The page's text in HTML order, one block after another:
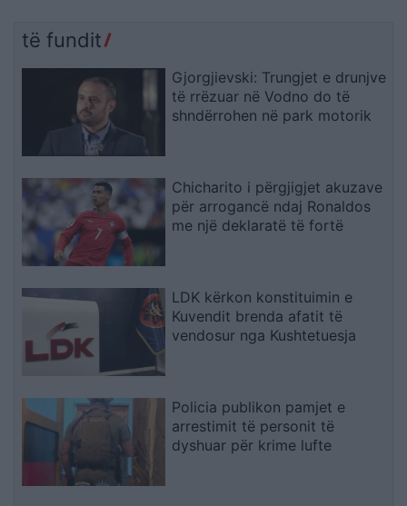
të fundit
Gjorgjievski: Trungjet e drunjve
të rrëzuar në Vodno do të
shndërrohen në park motorik
Chicharito i përgjigjet akuzave
për arrogancë ndaj Ronaldos
me një deklaratë të fortë
LDK kërkon konstituimin e
Kuvendit brenda afatit të
vendosur nga Kushtetuesja
Policia publikon pamjet e
arrestimit të personit të
dyshuar për krime lufte